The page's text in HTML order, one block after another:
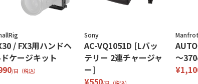
/ FX3用ハンドヘ
ケージキット
/日（税込）
Sony
AC-VQ1051D [Lバッ
テリー 2連チャージャ
ー]
～